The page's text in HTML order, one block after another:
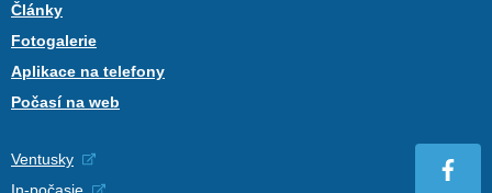
Články
Fotogalerie
Aplikace na telefony
Počasí na web
Ventusky